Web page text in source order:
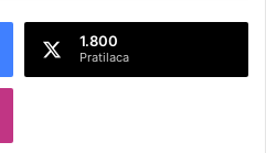
1.800
Pratilaca